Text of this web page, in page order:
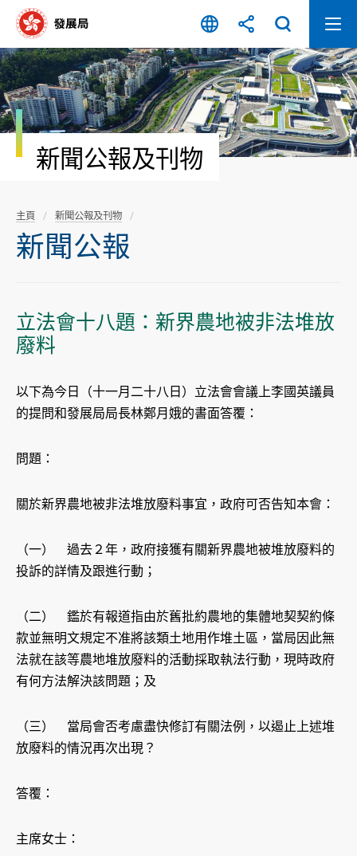
容
開
始
新聞公報及刊物
主頁 新聞公報及刊物
新聞公報
立法會十八題：新界農地被非法堆放
廢料
以下為今日（十一月二十八日）立法會會議上李國英議員
的提問和發展局局長林鄭月娥的書面答覆：
問題：
關於新界農地被非法堆放廢料事宜，政府可否告知本會：
（一） 過去２年，政府接獲有關新界農地被堆放廢料的
投訴的詳情及跟進行動；
（二） 鑑於有報道指由於舊批約農地的集體地契契約條
款並無明文規定不准將該類土地用作堆土區，當局因此無
法就在該等農地堆放廢料的活動採取執法行動，現時政府
有何方法解決該問題；及
（三） 當局會否考慮盡快修訂有關法例，以遏止上述堆
放廢料的情況再次出現？
答覆：
主席女士：